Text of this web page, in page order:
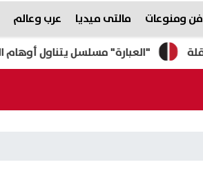
فن ومنوعات مالتى ميديا عرب وعالم
"العبارة" مسلسل يتناول أوهام الهجرة